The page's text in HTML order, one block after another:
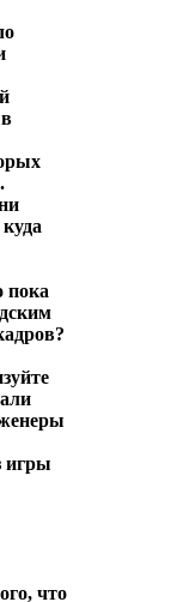
пока
игры
что